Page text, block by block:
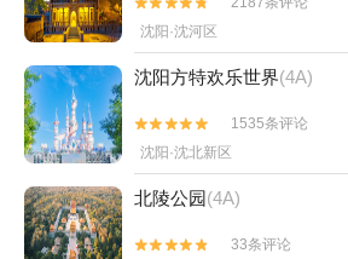


沈阳·沈河区
沈阳方特欢乐世界(4A)


1535条评论
沈阳·沈北新区
北陵公园(4A)

 33条评论